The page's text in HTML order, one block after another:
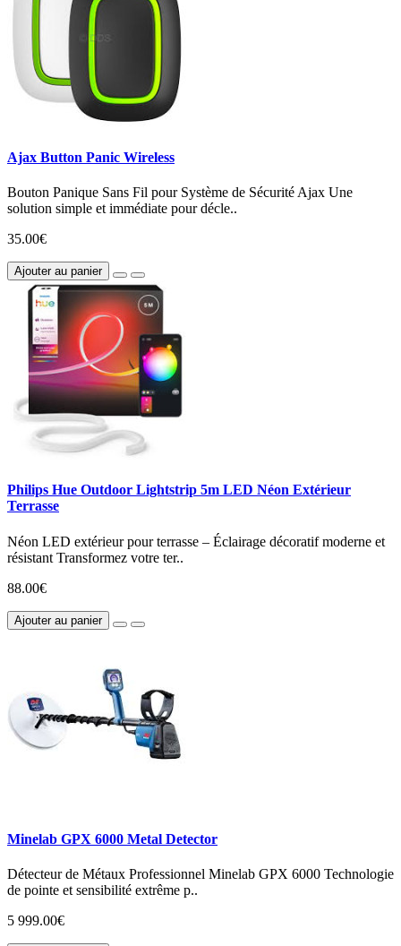
Ajax Button Panic Wireless
Bouton Panique Sans Fil pour Système de Sécurité Ajax Une
solution simple et immédiate pour décle..
35.00€
Ajouter au panier
Philips Hue Outdoor Lightstrip 5m LED Néon Extérieur
Terrasse
Néon LED extérieur pour terrasse – Éclairage décoratif moderne et
résistant Transformez votre ter..
88.00€
Ajouter au panier
Minelab GPX 6000 Metal Detector
Détecteur de Métaux Professionnel Minelab GPX 6000 Technologie
de pointe et sensibilité extrême p..
5 999.00€